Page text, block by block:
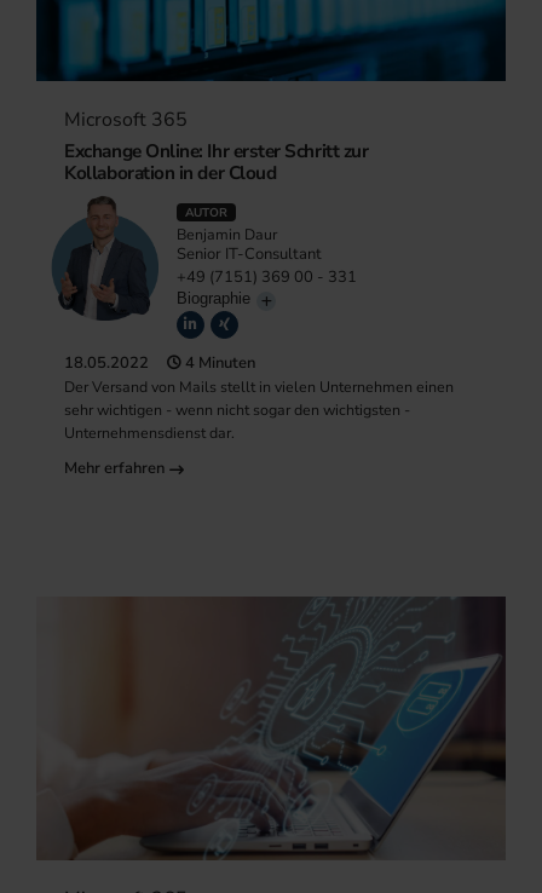
Microsoft 365
Exchange Online: Ihr erster Schritt zur
Kollaboration in der Cloud
AUTOR
Benjamin Daur
Senior IT-Consultant
+49 (7151) 369 00 - 331
Biographie
18.05.2022 4 Minuten
Der Versand von Mails stellt in vielen Unternehmen einen
sehr wichtigen - wenn nicht sogar den wichtigsten -
Unternehmensdienst dar.
Mehr erfahren